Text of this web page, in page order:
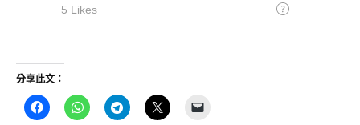
分享此文：